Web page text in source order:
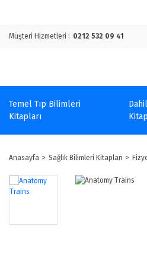
Müşteri Hizmetleri : 0212 532 09 41
Temel Tıp Bilimleri
Kitapları
Anasayfa Sağlık Bilimleri Kitapları